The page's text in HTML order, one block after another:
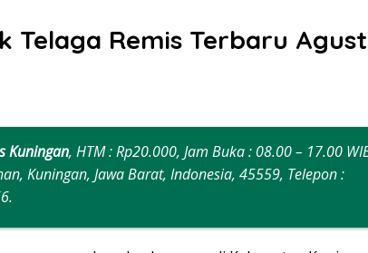
Telaga Remis Terbaru
Kuningan, HTM : Rp20.000, Jam Buka : 08.00 – 17.00
Kuningan, Jawa Barat, Indonesia, 45559, Telepon :